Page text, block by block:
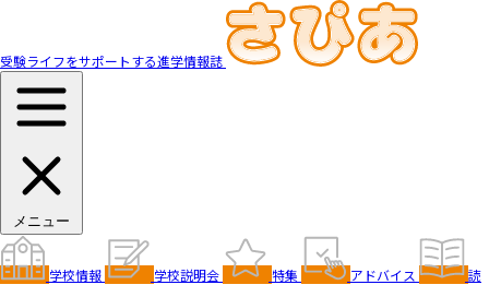
受験ライフをサポートする進学情報誌
メニュー
学校情報 学校説明会 特集 アドバイス 読